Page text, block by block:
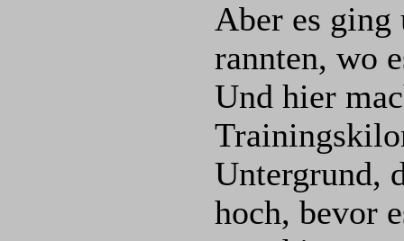
Aber es ging
rannten, wo
Und hier
Untergrund,
hoch, bevor